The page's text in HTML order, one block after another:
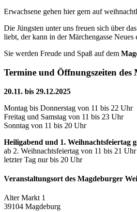
Erwachsene gehen hier gern auf
Die Jüngsten unter uns freuen sich über
liebt, der kann in der Märchengasse
Sie werden Freude und Spaß auf dem
Termine und Öffnungszeiten
20.11. bis 29.12.2025
Montag bis Donnerstag von 11 bis 22 Uhr
Freitag und Samstag von 11 bis 23 Uhr
Sonntag von 11 bis 20 Uhr
Heiligabend und 1. Weihnachtsfeiertag
ab 2. Weihnachtsfeiertag von 11 bis 21 Uhr
letzter Tag nur bis 20 Uhr
Veranstaltungsort des Magdeburger
Alter Markt 1
39104 Magdeburg